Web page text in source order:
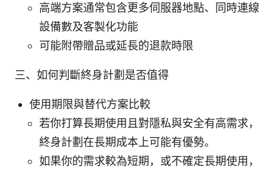
高端方案通常包含更多伺服器地點、同時連線
設備數及客製化功能
可能附帶贈品或延長的退款時限
三、如何判斷終身計劃是否值得
使用期限與替代方案比較
若你打算長期使用且對隱私與安全有高需求，
終身計劃在長期成本上可能有優勢。
如果你的需求較為短期，或不確定長期使用，